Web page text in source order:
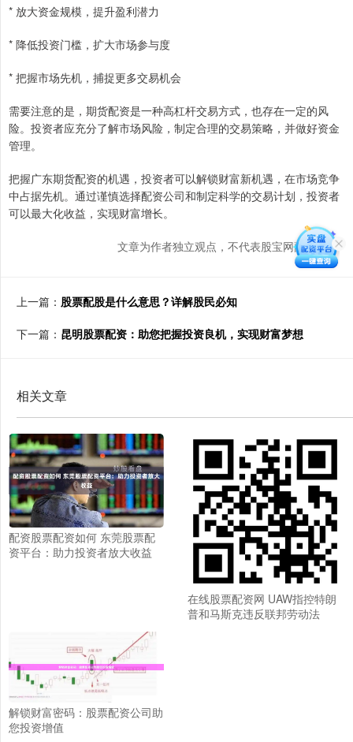
* 放大资金规模，提升盈利潜力
* 降低投资门槛，扩大市场参与度
* 把握市场先机，捕捉更多交易机会
需要注意的是，期货配资是一种高杠杆交易方式，也存在一定的风
险。投资者应充分了解市场风险，制定合理的交易策略，并做好资金
管理。
把握广东期货配资的机遇，投资者可以解锁财富新机遇，在市场竞争
中占据先机。通过谨慎选择配资公司和制定科学的交易计划，投资者
可以最大化收益，实现财富增长。
文章为作者独立观点，不代表股宝网配资观点
上一篇： 股票配股是什么意思？详解股民必知
下一篇： 昆明股票配资：助您把握投资良机，实现财富梦想
相关文章
配资股票配资如何 东莞股票配
资平台：助力投资者放大收益
在线股票配资网 UAW指控特朗
普和马斯克违反联邦劳动法
解锁财富密码：股票配资公司助
您投资增值